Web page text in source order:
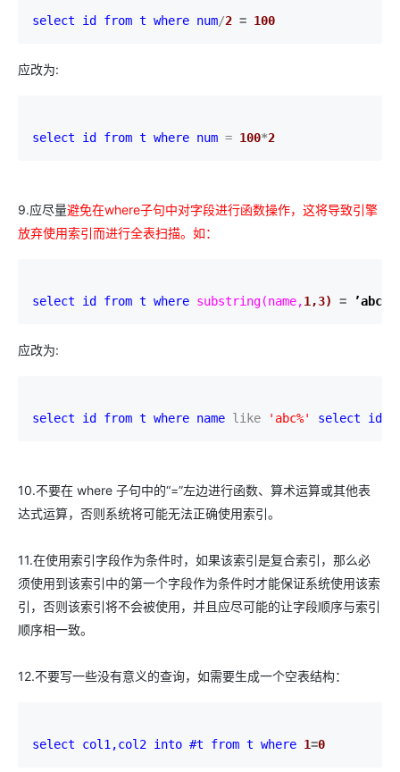
select id from t where num/2 = 100
应改为:
select id from t where num = 100*2
9.应尽量避免在where子句中对字段进行函数操作，这将导致引擎
放弃使用索引而进行全表扫描。如：
select id from t where substring(name,1,3) = ’abc’
应改为:
select id from t where name like ' abc%' select id
10.不要在 where 子句中的“=”左边进行函数、算术运算或其他表
达式运算，否则系统将可能无法正确使用索引。
11.在使用索引字段作为条件时，如果该索引是复合索引，那么必
须使用到该索引中的第一个字段作为条件时才能保证系统使用该索
引，否则该索引将不会被使用，并且应尽可能的让字段顺序与索引
顺序相一致。
12.不要写一些没有意义的查询，如需要生成一个空表结构：
select col1,col2 into #t from t where 1=0